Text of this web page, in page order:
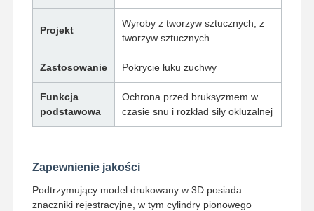
Rozmawiaj
Teraz.
Fornir Emax
sztylet implantu dentystycznego
Projekt
Wyroby z tworzyw sztucznych, z
tworzyw sztucznych
Zastosowanie Pokrycie łuku żuchwy
Funkcja
podstawowa
Ochrona przed bruksyzmem w
czasie snu i rozkład siły okluzalnej
Zapewnienie jakości
Podtrzymujący model drukowany w 3D posiada
znaczniki rejestracyjne, w tym cylindry pionowego